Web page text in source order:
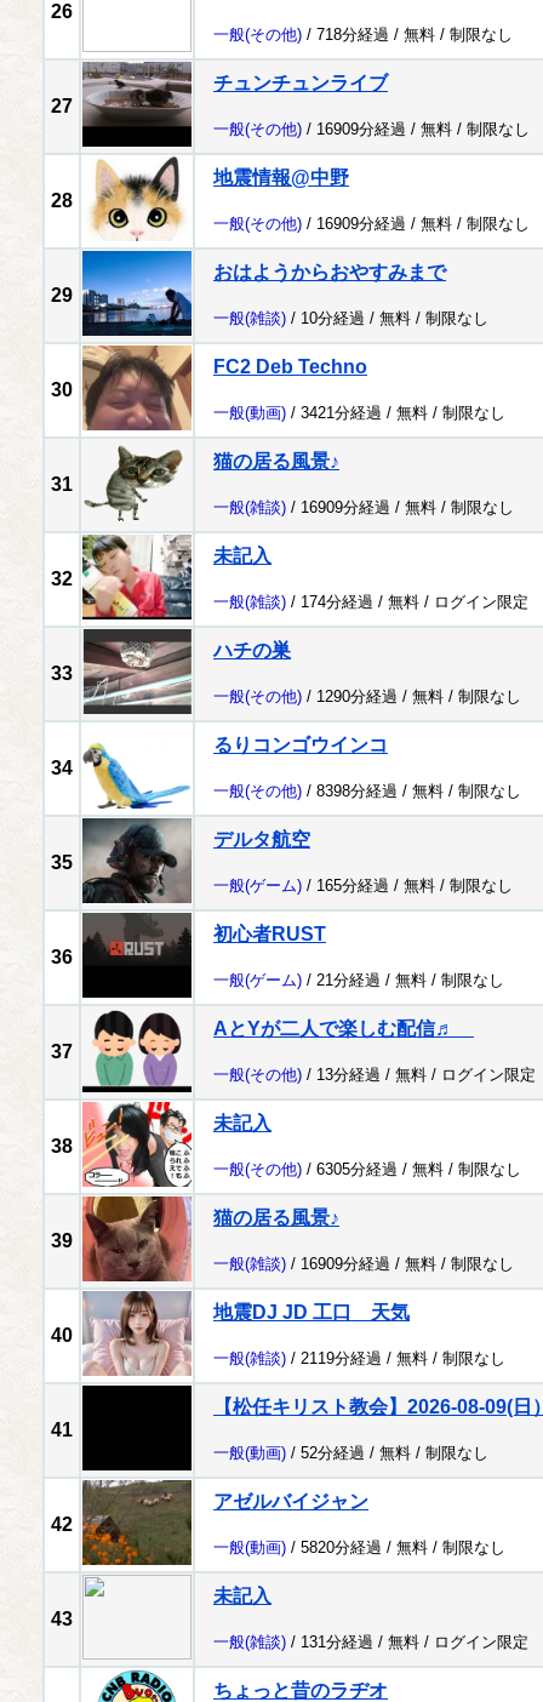
26
一般(その他) / 718分経過 / 無料 / 制限なし
27
チュンチュンライブ
一般(その他) / 16909分経過 / 無料 / 制限なし
28
地震情報@中野
一般(その他) / 16909分経過 / 無料 / 制限なし
29
おはようからおやすみまで
一般(雑談) / 10分経過 / 無料 / 制限なし
30
FC2 Deb Techno
一般(動画) / 3421分経過 / 無料 / 制限なし
31
猫の居る風景♪
一般(雑談) / 16909分経過 / 無料 / 制限なし
32
未記入
一般(雑談) / 174分経過 / 無料 / ログイン限定
33
ハチの巣
一般(その他) / 1290分経過 / 無料 / 制限なし
34
るりコンゴウインコ
一般(その他) / 8398分経過 / 無料 / 制限なし
35
デルタ航空
一般(ゲーム) / 165分経過 / 無料 / 制限なし
36
初心者RUST
一般(ゲーム) / 21分経過 / 無料 / 制限なし
37
AとYが二人で楽しむ配信♬
一般(その他) / 13分経過 / 無料 / ログイン限定
38
未記入
一般(その他) / 6305分経過 / 無料 / 制限なし
39
猫の居る風景♪
一般(雑談) / 16909分経過 / 無料 / 制限なし
40
地震DJ JD 工口 天気
一般(雑談) / 2119分経過 / 無料 / 制限なし
41
【松任キリスト教会】2026-08-09(日
一般(動画) / 52分経過 / 無料 / 制限なし
42
アゼルバイジャン
一般(動画) / 5820分経過 / 無料 / 制限なし
43
未記入
一般(雑談) / 131分経過 / 無料 / ログイン限定
ちょっと昔のラヂオ